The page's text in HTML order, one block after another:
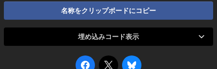
名称をクリップボードにコピー
埋め込みコード表示